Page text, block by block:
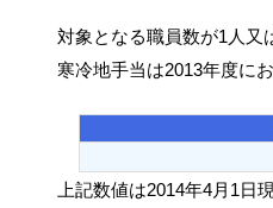
対象となる職員数が1人又
寒冷地手当は2013年度に
上記数値は2014年4月1日